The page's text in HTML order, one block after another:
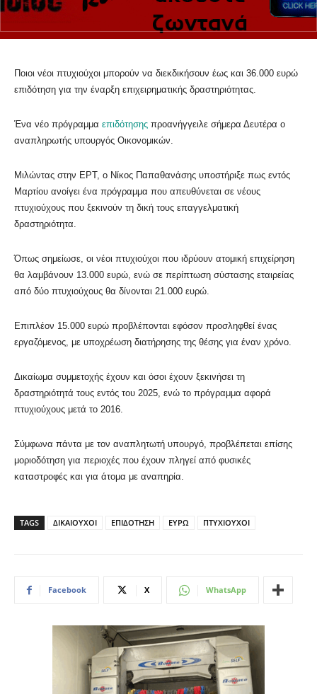
Ποιοι νέοι πτυχιούχοι μπορούν να διεκδικήσουν έως και 36.000 ευρώ
επιδότηση για την έναρξη επιχειρηματικής δραστηριότητας.
Ένα νέο πρόγραμμα επιδότησης προανήγγειλε σήμερα Δευτέρα ο
αναπληρωτής υπουργός Οικονομικών.
Μιλώντας στην ΕΡΤ, ο Νίκος Παπαθανάσης υποστήριξε πως εντός
Μαρτίου ανοίγει ένα πρόγραμμα που απευθύνεται σε νέους
πτυχιούχους που ξεκινούν τη δική τους επαγγελματική
δραστηριότητα.
Όπως σημείωσε, οι νέοι πτυχιούχοι που ιδρύουν ατομική επιχείρηση
θα λαμβάνουν 13.000 ευρώ, ενώ σε περίπτωση σύστασης εταιρείας
από δύο πτυχιούχους θα δίνονται 21.000 ευρώ.
Επιπλέον 15.000 ευρώ προβλέπονται εφόσον προσληφθεί ένας
εργαζόμενος, με υποχρέωση διατήρησης της θέσης για έναν χρόνο.
Δικαίωμα συμμετοχής έχουν και όσοι έχουν ξεκινήσει τη
δραστηριότητά τους εντός του 2025, ενώ το πρόγραμμα αφορά
πτυχιούχους μετά το 2016.
Σύμφωνα πάντα με τον αναπλητωτή υπουργό, προβλέπεται επίσης
μοριοδότηση για περιοχές που έχουν πληγεί από φυσικές
καταστροφές και για άτομα με αναπηρία.
TAGS ΔΙΚΑΙΟΥΧΟΙ ΕΠΙΔΟΤΗΣΗ ΕΥΡΩ ΠΤΥΧΙΟΥΧΟΙ
Facebook X WhatsApp